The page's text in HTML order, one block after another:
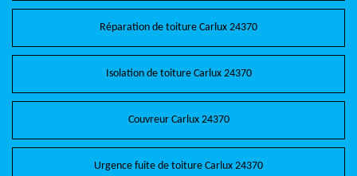
Réparation de toiture Carlux 24370
Isolation de toiture Carlux 24370
Couvreur Carlux 24370
Urgence fuite de toiture Carlux 24370